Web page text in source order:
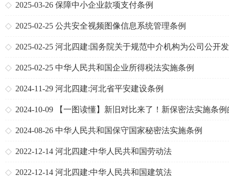
2025-03-26 保障中小企业款项支付条例
2025-02-25 公共安全视频图像信息系统管理条例
2025-02-25 河北四建:国务院关于规范中介机构为公司公开
股票提供服务的规定
2025-02-25 中华人民共和国企业所得税法实施条例
2024-11-29 河北四建:河北省平安建设条例
2024-10-09 【一图读懂】新旧对比来了！新保密法实施条例
心变化
2024-08-26 中华人民共和国保守国家秘密法实施条例
2022-12-14 河北四建:中华人民共和国劳动法
2022-12-14 河北四建:中华人民共和国建筑法